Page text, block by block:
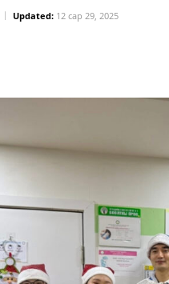
Updated: 12 сар 29, 2025